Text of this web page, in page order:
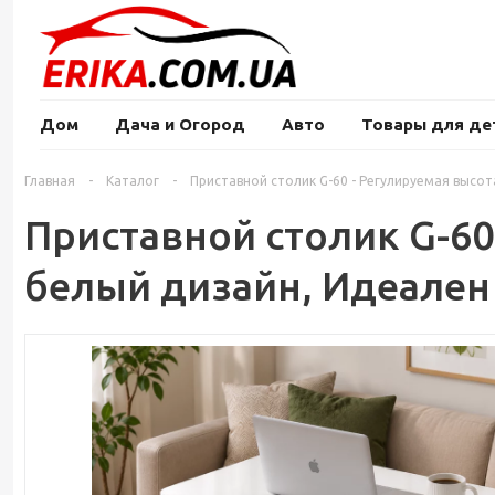
Дом Дача и Огород Авто Товары для
Главная - Каталог - Приставной столик G-60 - Регулируемая
Приставной столик G-
белый дизайн,